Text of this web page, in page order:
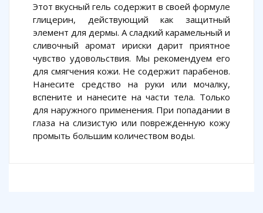
Этот вкусный гель содержит в своей формуле
глицерин, действующий как защитный
элемент для дермы. А сладкий карамельный и
сливочный аромат ириски дарит приятное
чувство удовольствия. Мы рекомендуем его
для смягчения кожи. Не содержит парабенов.
Нанесите средство на руки или мочалку,
вспените и нанесите на части тела. Только
для наружного применения. При попадании в
глаза на слизистую или поврежденную кожу
промыть большим количеством воды.